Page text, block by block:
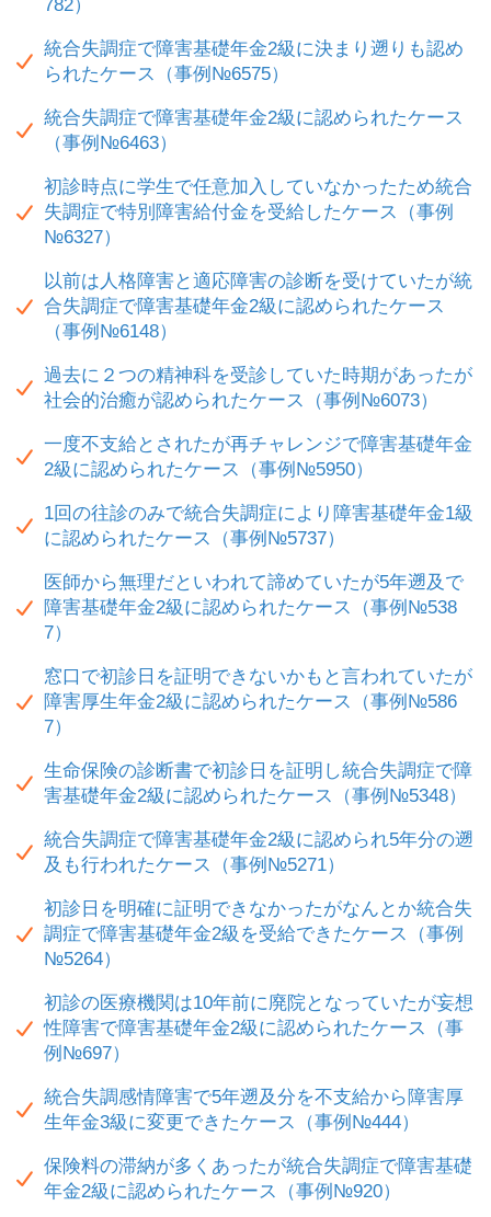
782）
統合失調症で障害基礎年金2級に決まり遡りも認め
られたケース（事例№6575）
統合失調症で障害基礎年金2級に認められたケース
（事例№6463）
初診時点に学生で任意加入していなかったため統合
失調症で特別障害給付金を受給したケース（事例
№6327）
以前は人格障害と適応障害の診断を受けていたが統
合失調症で障害基礎年金2級に認められたケース
（事例№6148）
過去に２つの精神科を受診していた時期があったが
社会的治癒が認められたケース（事例№6073）
一度不支給とされたが再チャレンジで障害基礎年金
2級に認められたケース（事例№5950）
1回の往診のみで統合失調症により障害基礎年金1級
に認められたケース（事例№5737）
医師から無理だといわれて諦めていたが5年遡及で
障害基礎年金2級に認められたケース（事例№538
7）
窓口で初診日を証明できないかもと言われていたが
障害厚生年金2級に認められたケース（事例№586
7）
生命保険の診断書で初診日を証明し統合失調症で障
害基礎年金2級に認められたケース（事例№5348）
統合失調症で障害基礎年金2級に認められ5年分の遡
及も行われたケース（事例№5271）
初診日を明確に証明できなかったがなんとか統合失
調症で障害基礎年金2級を受給できたケース（事例
№5264）
初診の医療機関は10年前に廃院となっていたが妄想
性障害で障害基礎年金2級に認められたケース（事
例№697）
統合失調感情障害で5年遡及分を不支給から障害厚
生年金3級に変更できたケース（事例№444）
保険料の滞納が多くあったが統合失調症で障害基礎
年金2級に認められたケース（事例№920）